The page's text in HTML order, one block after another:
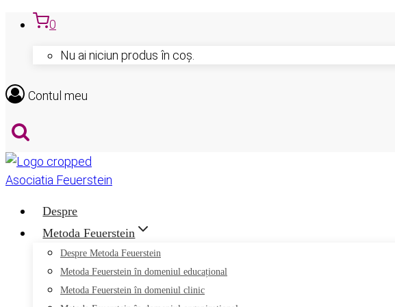
Skip
0
Nu ai niciun produs în coș.
Contul meu
Despre
Metoda Feuerstein
Despre Metoda Feuerstein
Metoda Feuerstein în domeniul educațional
Metoda Feuerstein în domeniul clinic